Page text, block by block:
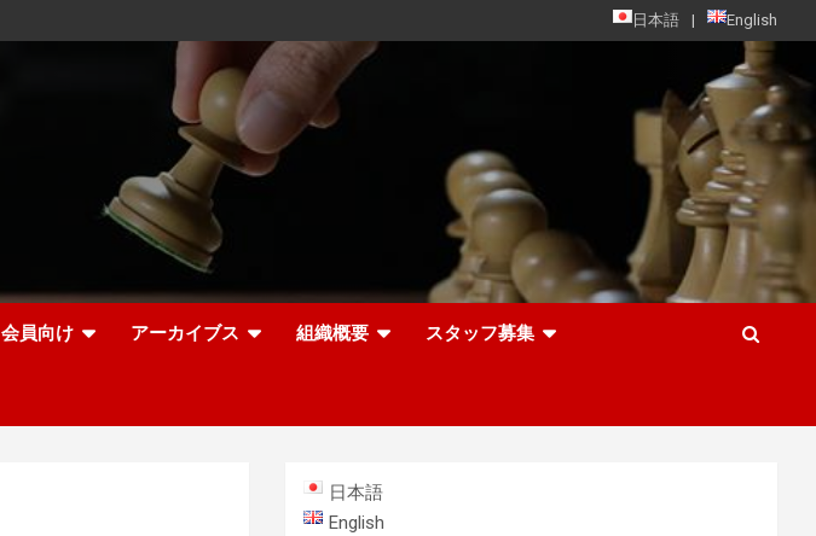
日本語 English
会員向け アーカイブス 組織概要 スタッフ募集
日本語
English